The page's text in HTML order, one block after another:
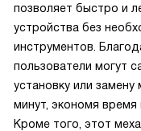
позволяет быстро и
устройства без
инструментов.
пользователи могут
установку или
минут, экономя
Кроме того, этот